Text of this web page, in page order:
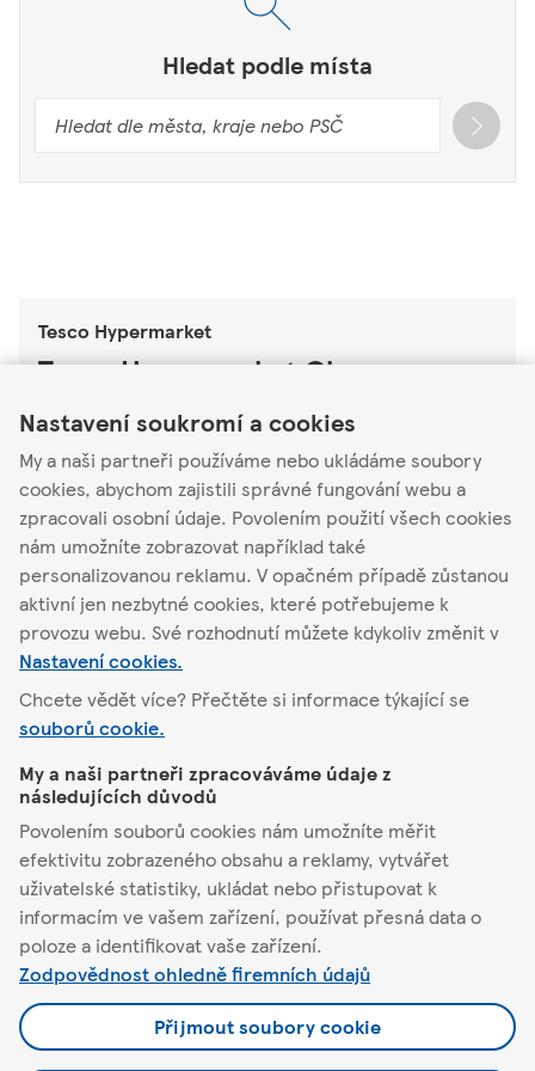
Nastavení soukromí a cookies
My a naši partneři používáme nebo ukládáme soubory
cookies, abychom zajistili správné fungování webu a
zpracovali osobní údaje. Povolením použití všech cookies
nám umožníte zobrazovat například také
personalizovanou reklamu. V opačném případě zůstanou
aktivní jen nezbytné cookies, které potřebujeme k
provozu webu. Své rozhodnutí můžete kdykoliv změnit v
Nastavení cookies.
Chcete vědět více? Přečtěte si informace týkající se
souborů cookie.
My a naši partneři zpracováváme údaje z
následujících důvodů
Povolením souborů cookies nám umožníte měřit
efektivitu zobrazeného obsahu a reklamy, vytvářet
uživatelské statistiky, ukládat nebo přistupovat k
informacím ve vašem zařízení, používat přesná data o
poloze a identifikovat vaše zařízení.
Zodpovědnost ohledně firemních údajů
Přijmout soubory cookie
Hledat podle místa
Tesco Hypermarket
Tesco Hypermarket Olomouc
Kafkova 1223/8
Otevřené-Zavírá v 22:00
Podrobnosti o
obchodu
Akční nabídka
Olomouc
Tesco
Pomůžeme vám
Co nabízíme
Podmínky a nastavení